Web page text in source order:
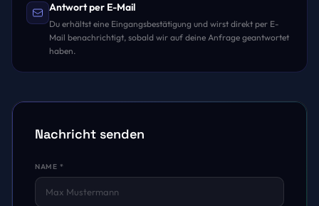
Antwort per E-Mail
Du erhältst eine Eingangsbestätigung und wirst direkt per E-
Mail benachrichtigt, sobald wir auf deine Anfrage geantwortet
haben.
Nachricht senden
NAME *